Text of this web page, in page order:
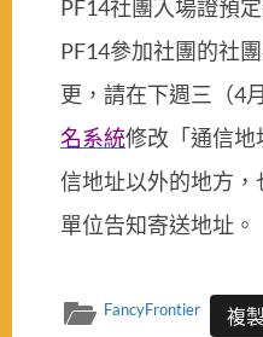
PF14社團入場證預
PF14參加社團的社
更，請在下週三（4
名系統修改「通信地
信地址以外的地方，
單位告知寄送地址。
FancyFrontier 複